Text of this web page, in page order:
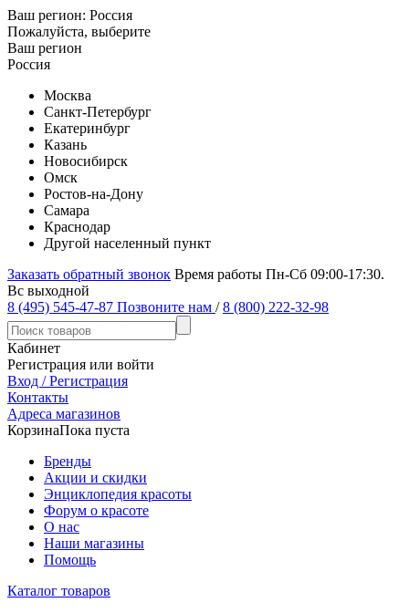
Ваш регион: Россия
Пожалуйста, выберите
Ваш регион
Россия
Москва
Санкт-Петербург
Екатеринбург
Казань
Новосибирск
Омск
Ростов-на-Дону
Самара
Краснодар
Другой населенный пункт
Заказать обратный звонок Время работы Пн-Сб 09:00-17:30.
Вс выходной
8 (495) 545-47-87 Позвоните нам / 8 (800) 222-32-98
Кабинет
Регистрация или войти
Вход / Регистрация
Контакты
Адреса магазинов
КорзинаПока пуста
Бренды
Акции и скидки
Энциклопедия красоты
Форум о красоте
О нас
Наши магазины
Помощь
Каталог товаров